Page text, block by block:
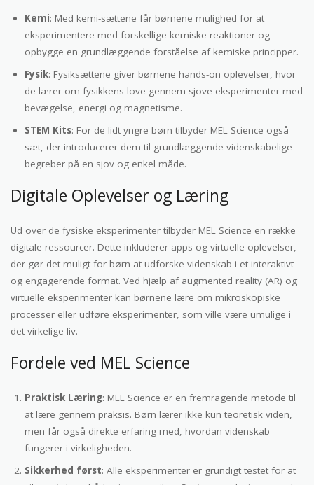
Kemi: Med kemi-sættene får børnene mulighed for at
eksperimentere med forskellige kemiske reaktioner og
opbygge en grundlæggende forståelse af kemiske principper.
Fysik: Fysiksættene giver børnene hands-on oplevelser, hvor
de lærer om fysikkens love gennem sjove eksperimenter med
bevægelse, energi og magnetisme.
STEM Kits: For de lidt yngre børn tilbyder MEL Science også
sæt, der introducerer dem til grundlæggende videnskabelige
begreber på en sjov og enkel måde.
Digitale Oplevelser og Læring
Ud over de fysiske eksperimenter tilbyder MEL Science en række
digitale ressourcer. Dette inkluderer apps og virtuelle oplevelser,
der gør det muligt for børn at udforske videnskab i et interaktivt
og engagerende format. Ved hjælp af augmented reality (AR) og
virtuelle eksperimenter kan børnene lære om mikroskopiske
processer eller udføre eksperimenter, som ville være umulige i
det virkelige liv.
Fordele ved MEL Science
Praktisk Læring: MEL Science er en fremragende metode til
at lære gennem praksis. Børn lærer ikke kun teoretisk viden,
men får også direkte erfaring med, hvordan videnskab
fungerer i virkeligheden.
Sikkerhed først: Alle eksperimenter er grundigt testet for at